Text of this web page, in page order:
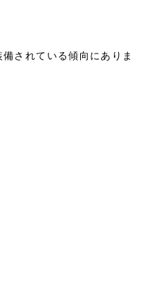
されている傾向にありま